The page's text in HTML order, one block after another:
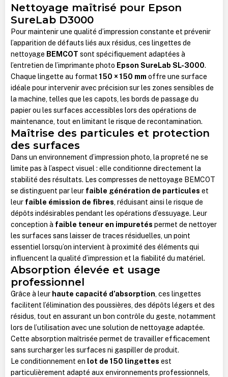
Nettoyage maîtrisé pour Epson
SureLab D3000
Pour maintenir une qualité d’impression constante et prévenir
l’apparition de défauts liés aux résidus, ces lingettes de
nettoyage BEMCOT sont spécifiquement adaptées à
l’entretien de l’imprimante photo Epson SureLab SL-3000.
Chaque lingette au format 150 × 150 mm offre une surface
idéale pour intervenir avec précision sur les zones sensibles de
la machine, telles que les capots, les bords de passage du
papier ou les surfaces accessibles lors des opérations de
maintenance, tout en limitant le risque de recontamination.
Maîtrise des particules et protection
des surfaces
Dans un environnement d’impression photo, la propreté ne se
limite pas à l’aspect visuel : elle conditionne directement la
stabilité des résultats. Les compresses de nettoyage BEMCOT
se distinguent par leur faible génération de particules et
leur faible émission de fibres, réduisant ainsi le risque de
dépôts indésirables pendant les opérations d’essuyage. Leur
conception à faible teneur en impuretés permet de nettoyer
les surfaces sans laisser de traces résiduelles, un point
essentiel lorsqu’on intervient à proximité des éléments qui
influencent la qualité d’impression et la fiabilité du matériel.
Absorption élevée et usage
professionnel
Grâce à leur haute capacité d’absorption, ces lingettes
facilitent l’élimination des poussières, des dépôts légers et des
résidus, tout en assurant un bon contrôle du geste, notamment
lors de l’utilisation avec une solution de nettoyage adaptée.
Cette absorption maîtrisée permet de travailler efficacement
sans surcharger les surfaces ni gaspiller de produit.
Le conditionnement en lot de 150 lingettes est
particulièrement adapté aux environnements professionnels,